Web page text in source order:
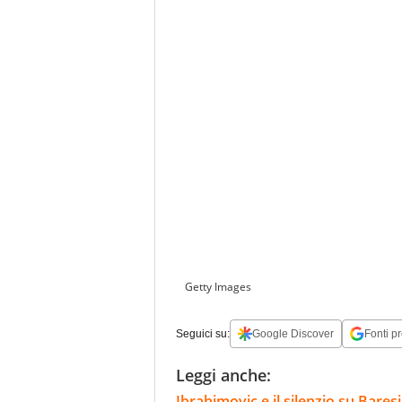
Getty Images
Seguici su: Google Discover Fonti
Leggi anche: